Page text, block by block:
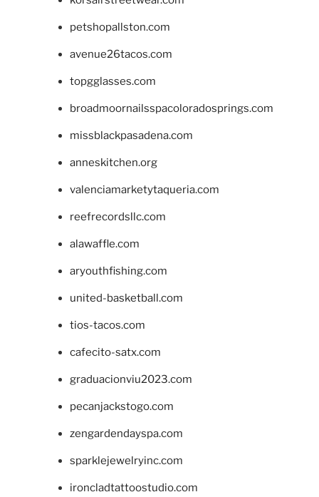
petshopallston.com
avenue26tacos.com
topgglasses.com
broadmoornailsspacoloradosprings.com
missblackpasadena.com
anneskitchen.org
valenciamarketytaqueria.com
reefrecordsllc.com
alawaffle.com
aryouthfishing.com
united-basketball.com
tios-tacos.com
cafecito-satx.com
graduacionviu2023.com
pecanjackstogo.com
zengardendayspa.com
sparklejewelryinc.com
ironcladtattoostudio.com